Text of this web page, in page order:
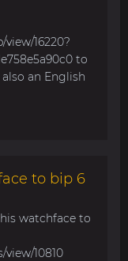
16220?
to
an English
to bip 6
watchface to
10810